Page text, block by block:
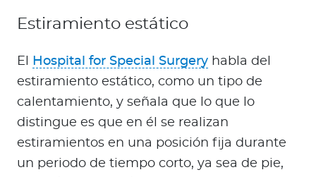
Estiramiento estático
El Hospital for Special Surgery habla del
estiramiento estático, como un tipo de
calentamiento, y señala que lo que lo
distingue es que en él se realizan
estiramientos en una posición fija durante
un periodo de tiempo corto, ya sea de pie,